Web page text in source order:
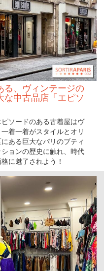
る、ヴィンテージの
中古品店「エピソ
ソードのある古着屋はヴ
着一着がスタイルとオリ
ある巨大なパリのブティ
ョンの歴史に触れ、時代
に魅了されよう！